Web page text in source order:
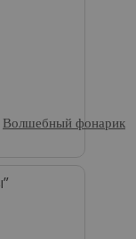
Волшебный фонарик